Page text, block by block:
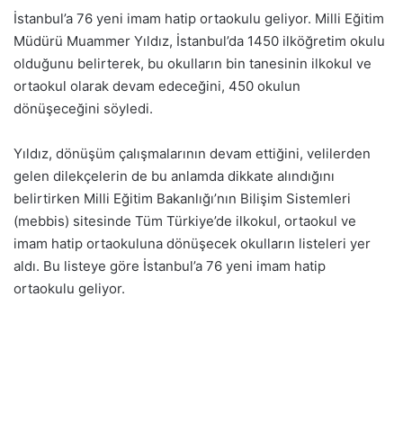
İstanbul’a 76 yeni imam hatip ortaokulu geliyor. Milli Eğitim
Müdürü Muammer Yıldız, İstanbul’da 1450 ilköğretim okulu
olduğunu belirterek, bu okulların bin tanesinin ilkokul ve
ortaokul olarak devam edeceğini, 450 okulun
dönüşeceğini söyledi.
Yıldız, dönüşüm çalışmalarının devam ettiğini, velilerden
gelen dilekçelerin de bu anlamda dikkate alındığını
belirtirken Milli Eğitim Bakanlığı’nın Bilişim Sistemleri
(mebbis) sitesinde Tüm Türkiye’de ilkokul, ortaokul ve
imam hatip ortaokuluna dönüşecek okulların listeleri yer
aldı. Bu listeye göre İstanbul’a 76 yeni imam hatip
ortaokulu geliyor.